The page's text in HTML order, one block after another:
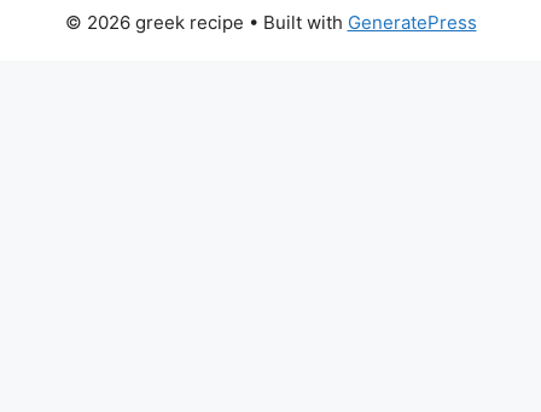
© 2026 greek recipe • Built with GeneratePress